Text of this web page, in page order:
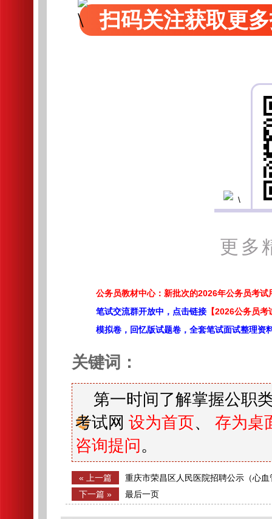
扫码关注获取更
更多
公务员教材中心：新批次的2026年公务员考试
笔试交流群开放中，点击链接 【2026公务员
模拟卷，回忆版试题卷，全套笔试面试整理资
关键词：
第一时间了解掌握公职
考试网 设为首页、 存为桌
咨询提问 。
« 上一篇 重庆市荣昌区人民医院招聘公示（心
师、康复医学科技师）
下一篇 » 最后一页